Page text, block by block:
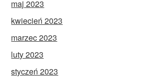
maj 2023
kwiecień 2023
marzec 2023
luty 2023
styczeń 2023